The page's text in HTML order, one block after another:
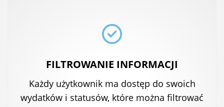
FILTROWANIE INFORMACJI
Każdy użytkownik ma dostęp do swoich
wydatków i statusów, które można filtrować